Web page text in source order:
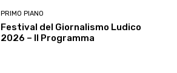
PRIMO PIANO
Festival del Giornalismo Ludico
2026 – Il Programma